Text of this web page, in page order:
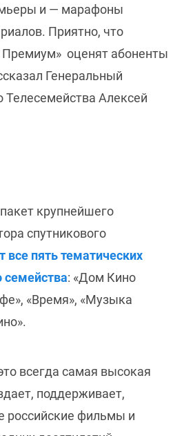
и — марафоны
Приятно, что
оценят абоненты
Генеральный
Алексей
крупнейшего
спутникового
все пять тематических
семейства: «Дом Кино
«Время», «Музыка
всегда самая высокая
поддерживает,
российские фильмы и